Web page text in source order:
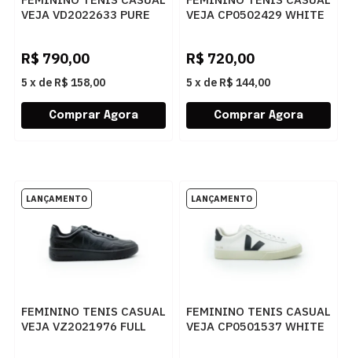
VEJA VD2022633 PURE
R$ 790,00
5 x de R$ 158,00
VEJA CP0502429 WHITE
R$ 720,00
5 x de R$ 144,00
FEMININO TENIS CASUAL
VEJA VZ2021976 FULL
FEMININO TENIS CASUAL
VEJA CP0501537 WHITE